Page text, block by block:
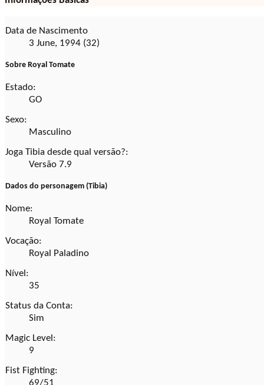
Data de Nascimento
3 June, 1994 (32)
Sobre Royal Tomate
Estado:
GO
Sexo:
Masculino
Joga Tibia desde qual versão?:
Versão 7.9
Dados do personagem (Tibia)
Nome:
Royal Tomate
Vocação:
Royal Paladino
Nível:
35
Status da Conta:
Sim
Magic Level:
9
Fist Fighting:
69/51